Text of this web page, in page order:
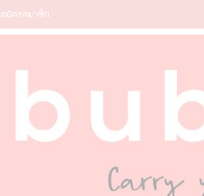
สมัครสมาชิก